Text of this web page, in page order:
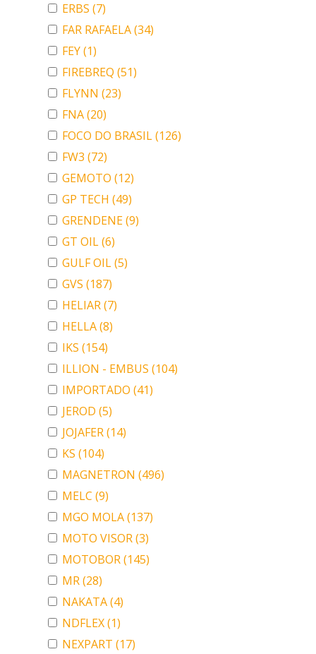
ERBS (7)
FAR RAFAELA(34)
FEY(1)
FIREBREQ (51)
FLYNN (23)
FNA(20)
FOCO DO BRASIL(126)
FW3 (72)
GEMOTO (12)
GP TECH (49)
GRENDENE(9)
GT OIL(6)
GULF OIL(5)
GVS (187)
HELIAR(7)
HELLA(8)
IKS (154)
ILLION - EMBUS (104)
IMPORTADO (41)
JEROD (5)
JOJAFER(14)
KS (104)
MAGNETRON (496)
MELC (9)
MGO MOLA(137)
MOTO VISOR(3)
MOTOBOR(145)
MR(28)
NAKATA(4)
NDFLEX(1)
NEXPART (17)